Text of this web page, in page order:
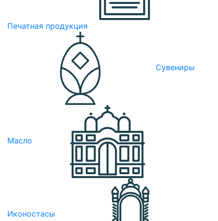
Печатная продукция
Сувениры
Масло
Иконостасы